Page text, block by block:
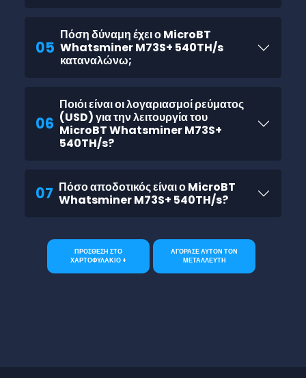
05
Πόση δύναμη έχει ο MicroBT
Whatsminer M73S+ 540TH/s
καταναλώνω;
06
Ποιόι είναι οι λογαριασμοί ρεύματος
(USD) για την λειτουργία του
MicroBT Whatsminer M73S+
540TH/s?
07 Πόσο αποδοτικός είναι ο MicroBT
Whatsminer M73S+ 540TH/s?
ΠΡΟΣΘΕΣΗ ΣΤΟ
ΧΑΡΤΟΦΥΛΑΚΙΟ +
ΑΓΟΡΑΣΕ ΑΥΤΟΝ ΤΟΝ
ΜΕΤΑΛΛΕΥΤΗ